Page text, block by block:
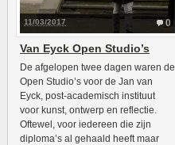
0
11/03/2017
Van Eyck Open Studio’s
De afgelopen twee dagen waren de
Open Studio’s voor de Jan van
Eyck, post-academisch instituut
voor kunst, ontwerp en reflectie.
Oftewel, voor iedereen die zijn
diploma’s al gehaald heeft maar